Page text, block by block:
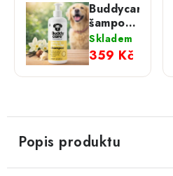
Buddycare
šampon
pro psy
Vanilla &
Shea
Butter
Skladem
359 Kč
Popis produktu